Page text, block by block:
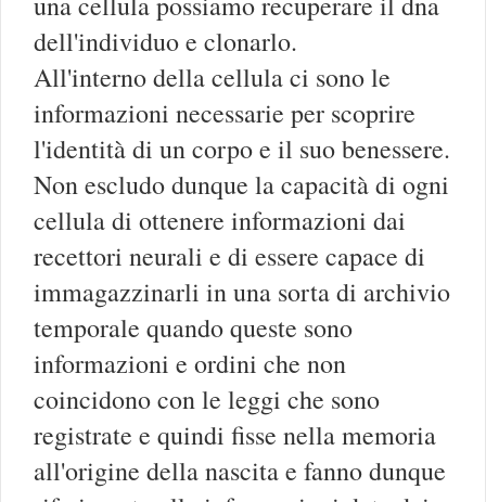
dell'individuo e clonarlo.
All'interno della cellula ci sono le
informazioni necessarie per scoprire
l'identità di un corpo e il suo benessere.
Non escludo dunque la capacità di ogni
cellula di ottenere informazioni dai
recettori neurali e di essere capace di
immagazzinarli in una sorta di archivio
temporale quando queste sono
informazioni e ordini che non
coincidono con le leggi che sono
registrate e quindi fisse nella memoria
all'origine della nascita e fanno dunque